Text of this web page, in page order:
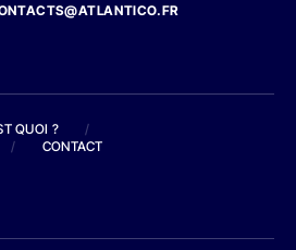
QUOI ?
/
/ CONTACT